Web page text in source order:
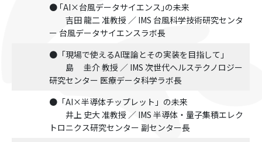
● ｢AI×台風データサイエンス｣の未来
吉田 龍二 准教授 ／ IMS 台風科学技術研究センタ
ー 台風データサイエンスラボ長
●「現場で使えるAI理論とその実装を目指して」
島 圭介 教授 ／ IMS 次世代ヘルステクノロジー
研究センター 医療データ科学ラボ長
●「AI×半導体チップレット」の未来
井上 史大 准教授 ／ IMS 半導体・量子集積エレク
トロニクス研究センター 副センター長